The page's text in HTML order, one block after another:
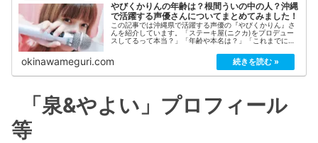
やびくかりんの年齢は？根間ういの中の人？沖縄
で活躍する声優さんについてまとめてみました！
この記事では沖縄県で活躍する声優の『やびくかりん』さ
んを紹介しています。「ステーキ屋(ニクカ)をプロデュー
スしてるって本当？」「年齢や本名は？」「これまでに出
okinawameguri.com
「泉&やよい」プロフィール
等